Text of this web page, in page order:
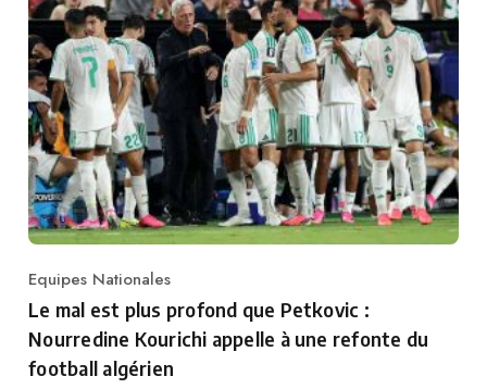
Category
Equipes Nationales
Le mal est plus profond que Petkovic :
Nourredine Kourichi appelle à une refonte du
football algérien